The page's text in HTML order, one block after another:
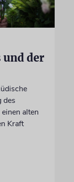
und der
des
alten
Kraft